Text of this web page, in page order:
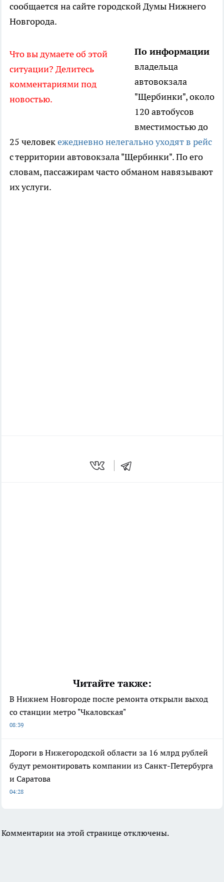
сообщается на сайте городской Думы Нижнего
Новгорода.
Что вы думаете об этой
ситуации? Делитесь
комментариями под
новостью.
По информации
владельца
автовокзала
"Щербинки", около
120 автобусов
вместимостью до
25 человекежедневно нелегально уходят в рейс
с территории автовокзала "Щербинки". По его
словам, пассажирам часто обманом навязывают
их услуги.
Читайте также:
В Нижнем Новгороде после ремонта открыли выход
со станции метро "Чкаловская"
08:39
Дороги в Нижегородской области за 16 млрд рублей
будут ремонтировать компании из Санкт-Петербурга
и Саратова
04:28
Комментарии на этой странице отключены.